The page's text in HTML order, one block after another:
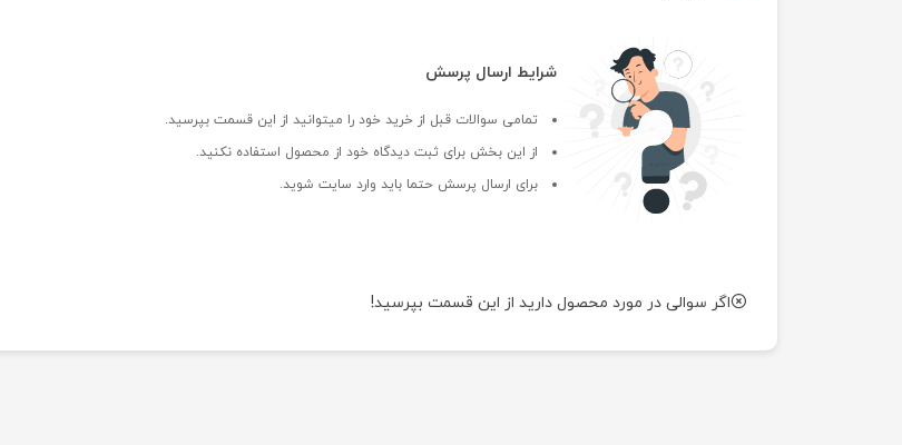
شرایط ارسال پرسش
تمامی سوالات قبل از خرید خود را میتوانید از این قسمت بپرسید.
از این بخش برای ثبت دیدگاه خود از محصول استفاده نکنید.
برای ارسال پرسش حتما باید وارد سایت شوید.
اگر سوالی در مورد محصول دارید از این قسمت بپرسید!